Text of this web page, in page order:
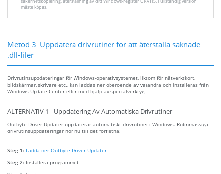
säkerhetskopiering, återställning av ditt Windows-register GRATIS. Fullständig version
måste köpas.
Metod 3: Uppdatera drivrutiner för att återställa saknade
.dll-filer
Drivrutinsuppdateringar för Windows-operativsystemet, liksom för nätverkskort,
bildskärmar, skrivare etc., kan laddas ner oberoende av varandra och installeras från
Windows Update Center eller med hjälp av specialverktyg.
ALTERNATIV 1 - Uppdatering Av Automatiska Drivrutiner
Outbyte Driver Updater uppdaterar automatiskt drivrutiner i Windows. Rutinmässiga
drivrutinsuppdateringar hör nu till det förflutna!
Steg 1: Ladda ner Outbyte Driver Updater
Steg 2: Installera programmet